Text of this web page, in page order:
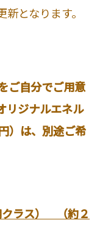
となります。
ご自分でご用意
リジナルエネル
）は、別途ご希
ラス） （約２